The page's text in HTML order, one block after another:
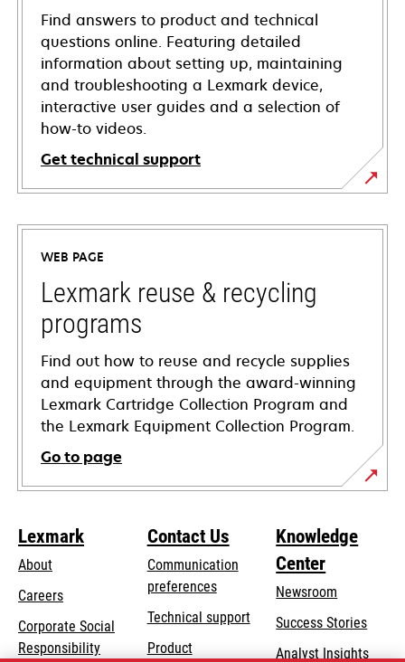
Find answers to product and technical
questions online. Featuring detailed
information about setting up, maintaining
and troubleshooting a Lexmark device,
interactive user guides and a selection of
how-to videos.
Get technical support
opens
in
new
tab
WEB PAGE
Lexmark reuse & recycling
programs
Find out how to reuse and recycle supplies
and equipment through the award-winning
Lexmark Cartridge Collection Program and
the Lexmark Equipment Collection Program.
Go to page
Lexmark
About
Careers
Corporate Social
Responsibilityopens
Contact Us
Communication
preferences
Technical supportopens
Product
Knowledge
Center
Newsroom
Success Stories
Analyst Insights